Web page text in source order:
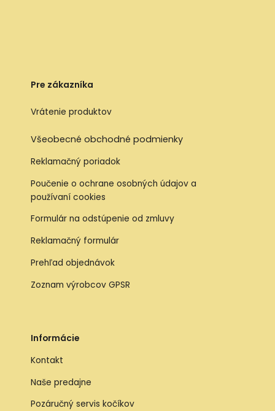
Pre zákazníka
Vrátenie produktov
Všeobecné obchodné podmienky
Reklamačný poriadok
Poučenie o ochrane osobných údajov a
používaní cookies
Formulár na odstúpenie od zmluvy
Reklamačný formulár
Prehľad objednávok
Zoznam výrobcov GPSR
Informácie
Kontakt
Naše predajne
Pozáručný servis kočíkov